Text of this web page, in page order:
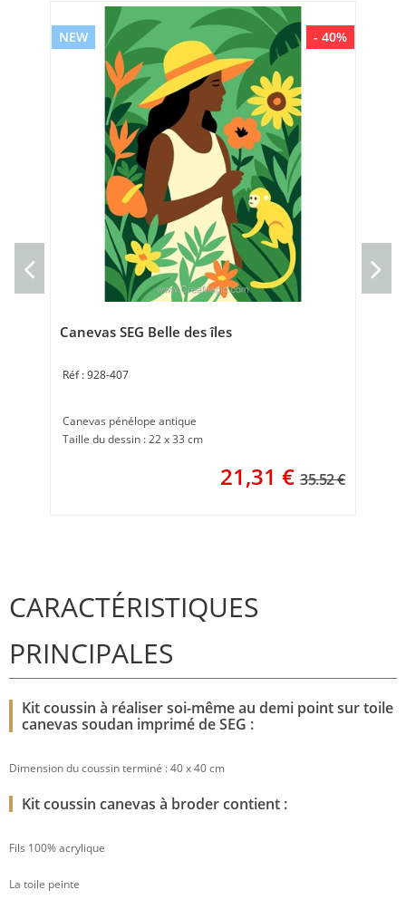
- 40%
NEW
Canevas SEG Belle des îles
928-407
Canevas pénélope antique
Taille du dessin : 22 x 33 cm
21,31 € 35.52 €
CARACTÉRISTIQUES
PRINCIPALES
Kit coussin à réaliser soi-même au demi point sur toile
canevas soudan imprimé de SEG :
Dimension du coussin terminé : 40 x 40 cm
Kit coussin canevas à broder contient :
Fils 100% acrylique
La toile peinte